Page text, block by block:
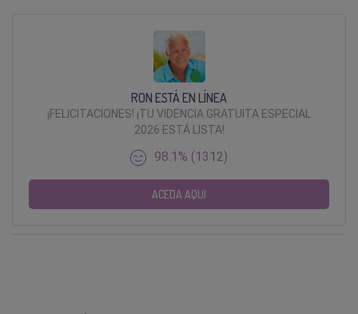
RON ESTÁ EN LÍNEA
¡FELICITACIONES! ¡TU VIDENCIA GRATUITA ESPECIAL
2026 ESTÁ LISTA!
98.1% (1312)
ACEDA AQUI